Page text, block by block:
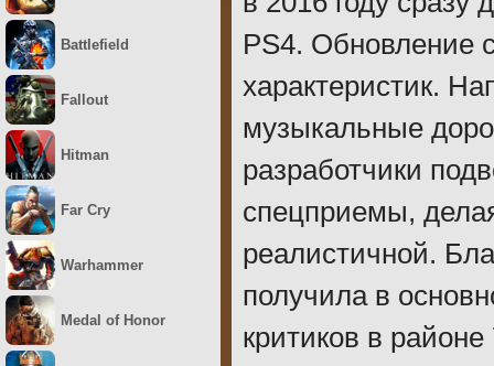
PS4. Обновление
характеристик.
музыкальные
разработчики
спецприемы,
реалистичной.
получила в
критиков в
Battlefield
Fallout
Hitman
Far Cry
Warhammer
Medal of Honor